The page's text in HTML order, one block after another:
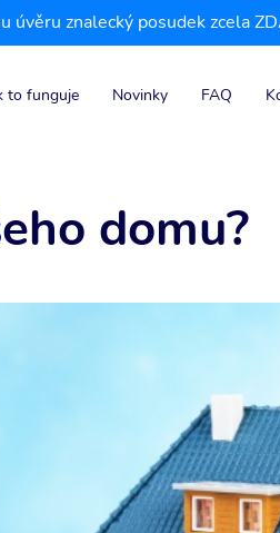
úvěru znalecký posudek zcela
to funguje Novinky FAQ
domu?